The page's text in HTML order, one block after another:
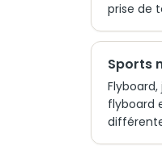
prise de
Sports
flyboard